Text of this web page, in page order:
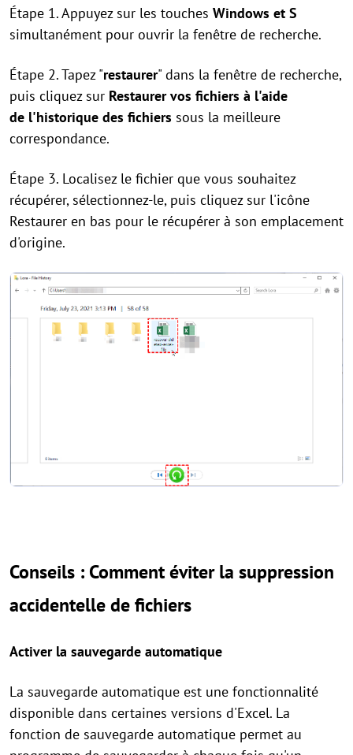
Étape 1. Appuyez sur les touches Windows et S
simultanément pour ouvrir la fenêtre de recherche.
Étape 2. Tapez "restaurer" dans la fenêtre de recherche,
puis cliquez sur Restaurer vos fichiers à l'aide
de l'historique des fichiers sous la meilleure
correspondance.
Étape 3. Localisez le fichier que vous souhaitez
récupérer, sélectionnez-le, puis cliquez sur l'icône
Restaurer en bas pour le récupérer à son emplacement
d'origine.
Conseils : Comment éviter la suppression
accidentelle de fichiers
Activer la sauvegarde automatique
La sauvegarde automatique est une fonctionnalité
disponible dans certaines versions d'Excel. La
fonction de sauvegarde automatique permet au